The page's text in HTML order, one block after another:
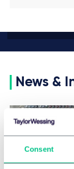
Consent
News &